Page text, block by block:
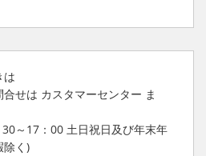
は
せは カスタマーセンター ま
～17：00 土日祝日及び年末年
除く)